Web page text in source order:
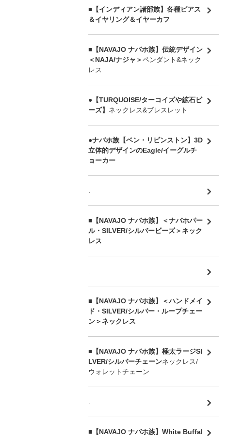
■【インディアン諸部族】各種ピアス
＆イヤリング＆イヤーカフ
■【NAVAJO ナバホ族】伝統デザイン
＜NAJA/ナジャ＞ペンダント&ネック
レス
●【TURQUOISE/ターコイズや鉱石ビ
ーズ】 ネックレス&ブレスレット
●ナバホ族【ベン・リビンストン】3D
立体的デザインのEagle/イーグルチ
ョーカー
■【NAVAJO ナバホ族】＜ナバホパー
ル・SILVER/シルバービーズ＞ネック
レス
■【NAVAJO ナバホ族】＜ハンドメイ
ド・SILVER/シルバー・ループチェー
ン＞ネックレス
■【NAVAJO ナバホ族】極太ラージSI
LVER/シルバーチェーンネックレス/
ウォレットチェーン
■【NAVAJO ナバホ族】White Buffal